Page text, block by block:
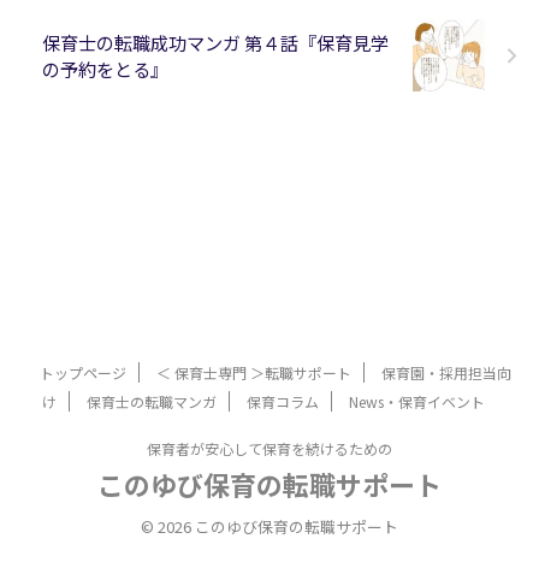
保育士の転職成功マンガ 第４話『保育見学
の予約をとる』
トップページ ＜ 保育士専門 ＞転職サポート
保育園・採用担当向
け
保育士の転職マンガ 保育コラム News・保育イベント
保育者が安心して保育を続けるための
このゆび保育の転職サポート
© 2026 このゆび保育の転職サポート